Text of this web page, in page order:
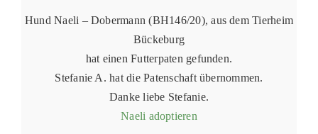
Hund Naeli – Dobermann (BH146/20), aus dem Tierheim
Bückeburg
hat einen Futterpaten gefunden.
Stefanie A. hat die Patenschaft übernommen.
Danke liebe Stefanie.
Naeli adoptieren